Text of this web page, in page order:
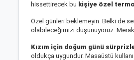
hissettirecek bu kişiye özel
Özel günleri beklemeyin. Belki de
olabileceğimizi düşünüyoruz. Merak
Kızım için doğum günü
oldukça uygundur. Masaüstü